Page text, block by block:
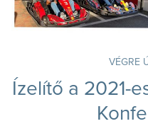
VÉGRE
Ízelítő a 2021-